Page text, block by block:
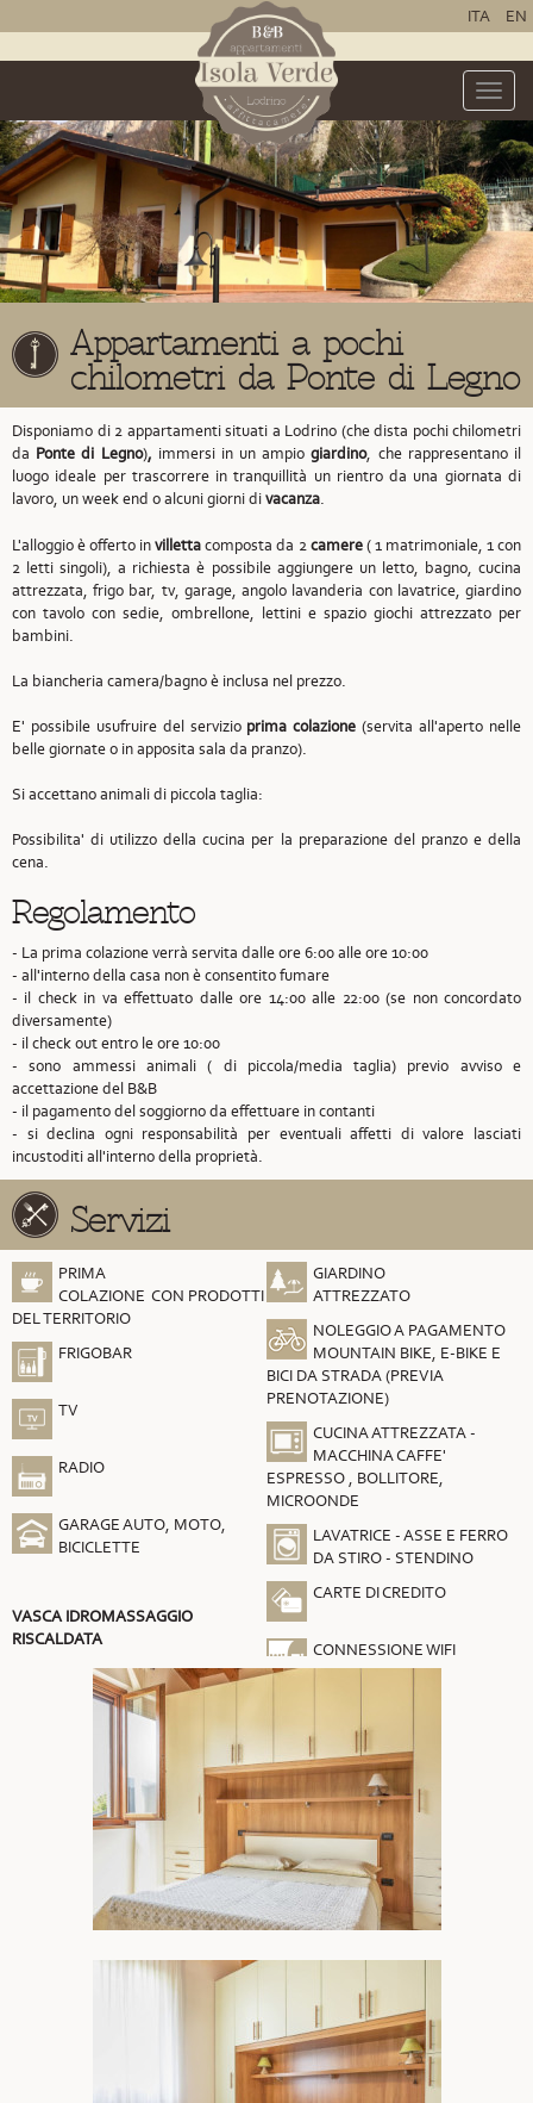
ITA EN
Toggle
Appartamenti a pochi
chilometri da Ponte di Legno
Disponiamo di 2 appartamenti situati a Lodrino (che dista pochi chilometri
da Ponte di Legno), immersi in un ampiogiardino, che rappresentano il
luogo ideale per trascorrere in tranquillità un rientro da una giornata di
lavoro, un week end o alcuni giorni divacanza.
L'alloggio è offerto invillettacomposta da 2camere( 1 matrimoniale, 1 con
2 letti singoli), a richiesta è possibile aggiungere un letto, bagno, cucina
attrezzata, frigo bar, tv, garage, angolo lavanderia con lavatrice, giardino
con tavolo con sedie, ombrellone, lettini e spazio giochi attrezzato per
bambini.
La biancheria camera/bagno è inclusa nel prezzo.
E' possibile usufruire del servizio prima colazione (servita all'aperto nelle
belle giornate o in apposita sala da pranzo).
Si accettano animali di piccola taglia:
Possibilita' di utilizzo della cucina per la preparazione del pranzo e della
cena.
Regolamento
- La prima colazione verrà servita dalle ore 6:00 alle ore 10:00
- all'interno della casa non è consentito fumare
- il check in va effettuato dalle ore 14:00 alle 22:00 (se non concordato
diversamente)
- il check out entro le ore 10:00
- sono ammessi animali ( di piccola/media taglia) previo avviso e
accettazione del B&B
- il pagamento del soggiorno da effettuare in contanti
- si declina ogni responsabilità per eventuali affetti di valore lasciati
incustoditi all'interno della proprietà.
Servizi
PRIMA
COLAZIONE CON PRODOTTI
DEL TERRITORIO
FRIGOBAR
TV
RADIO
GARAGE AUTO, MOTO,
BICICLETTE
VASCA IDROMASSAGGIO
RISCALDATA
GIARDINO
ATTREZZATO
NOLEGGIO A PAGAMENTO
MOUNTAIN BIKE, E-BIKE E
BICI DA STRADA (PREVIA
PRENOTAZIONE)
CUCINA ATTREZZATA -
MACCHINA CAFFE'
ESPRESSO , BOLLITORE,
MICROONDE
LAVATRICE - ASSE E FERRO
DA STIRO - STENDINO
CARTE DI CREDITO
CONNESSIONE WIFI
GRATUITA